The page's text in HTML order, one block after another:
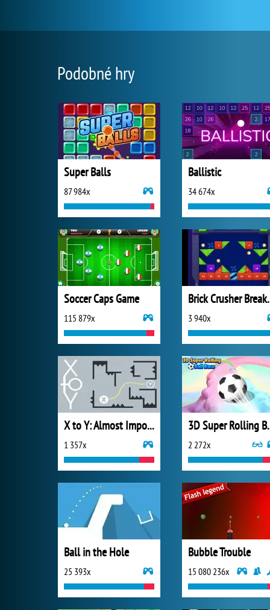
Podobné hry
Super Balls
87 984x
Ballistic
34 674x
Soccer Caps Game
115 879x
Brick
3 940x
X to Y: Almost Impossible
1 357x
3D
2 272x
Ball in the Hole
25 393x
Bubble Trouble
15 080 236x